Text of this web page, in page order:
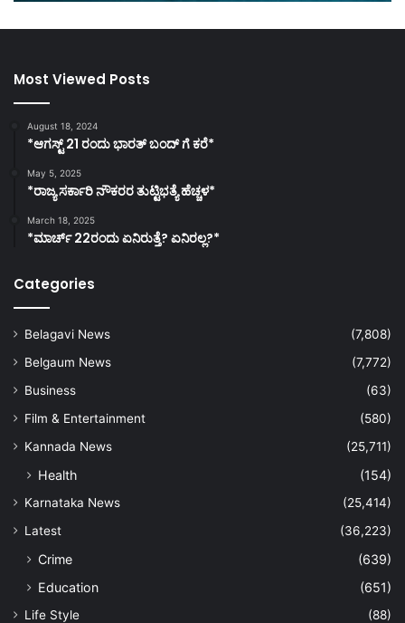
Most Viewed Posts
August 18, 2024
*ಆಗಸ್ಟ್ 21 ರಂದು ಭಾರತ್‌ ಬಂದ್‌ ಗೆ ಕರೆ*
May 5, 2025
*ರಾಜ್ಯ ಸರ್ಕಾರಿ ನೌಕರರ ತುಟ್ಟಿಭತ್ಯೆ ಹೆಚ್ಚಳ*
March 18, 2025
*ಮಾರ್ಚ್ 22ರಂದು ಏನಿರುತ್ತೆ? ಏನಿರಲ್ಲ?*
Categories
Belagavi News
(7,808)
Belgaum News
(7,772)
Business
(63)
Film & Entertainment
(580)
Kannada News
(25,711)
Health (154)
Karnataka News
(25,414)
Latest
(36,223)
Crime
(639)
Education
(651)
Life Style
(88)